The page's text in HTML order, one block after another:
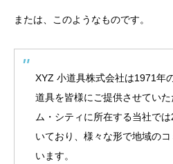
または、このようなものです。
XYZ 小道具株式会社は1971年
道具を皆様にご提供させてい
ム・シティに所在する当社で
いており、様々な形で地域の
います。